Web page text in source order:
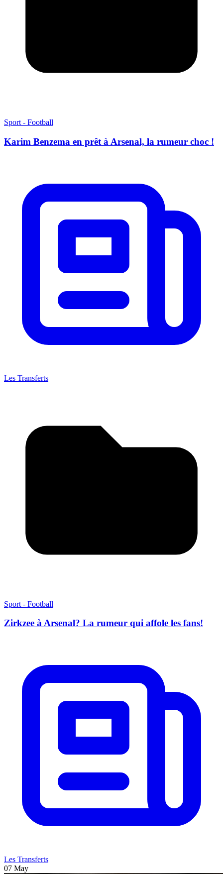
Sport - Football
Karim Benzema en prêt à Arsenal, la rumeur choc !
Les Transferts
Sport - Football
Zirkzee à Arsenal? La rumeur qui affole les fans!
Les Transferts
07 May